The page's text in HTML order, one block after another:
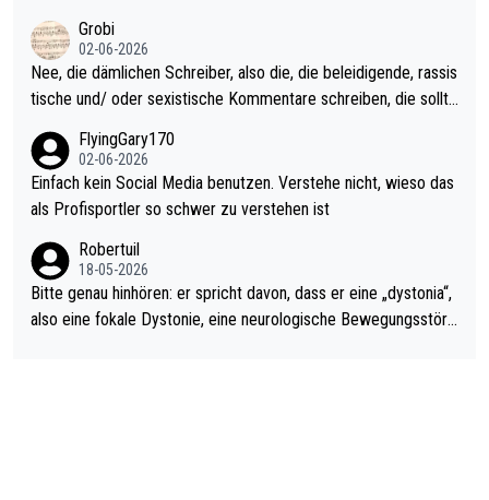
ohl wenig WDF Turniere spielen. Dies war bei Archie Self letzt
es Jahr der Fall. Er musste als amtierender Weltmeister durch
den Qualifier und ich glaube kaum, dass Mitchel sich das (in Ve
gas) antun würde, wenn er doch eigentlich die PDC-WM als Zi
el hat.
Grobi
02-06-2026
Nee, die dämlichen Schreiber, also die, die beleidigende, rassis
tische und/ oder sexistische Kommentare schreiben, die sollte
s Leben in den Griff kriegen. Nur eins wundert mich: Luke Little
r war doch neulich erst derjenige, der über Social Media GvV p
rovoziert hat. Und Littlers Mutter schießt öfters mal gegen Ric
FlyingGary170
02-06-2026
Einfach kein Social Media benutzen. Verstehe nicht, wieso das
als Profisportler so schwer zu verstehen ist
Robertuil
18-05-2026
Bitte genau hinhören: er spricht davon, dass er eine „dystonia“,
also eine fokale Dystonie, eine neurologische Bewegungsstöru